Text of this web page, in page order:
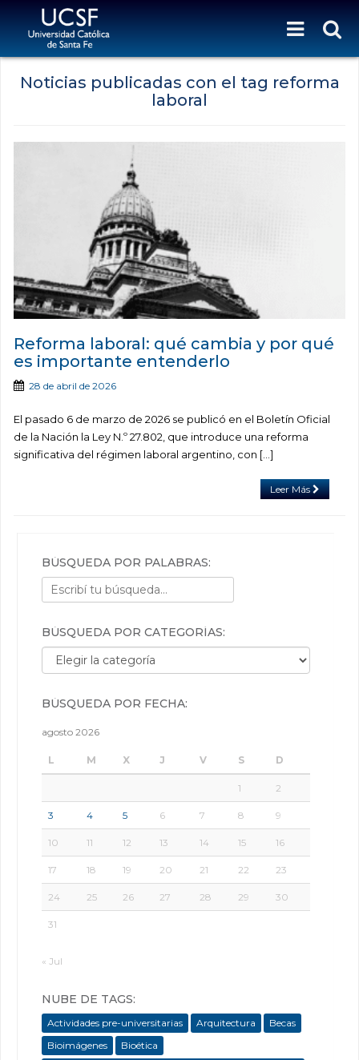
Noticias publicadas con el tag reforma
laboral
Reforma laboral: qué cambia y por qué
es importante entenderlo
28 de abril de 2026
El pasado 6 de marzo de 2026 se publicó en el Boletín Oficial
de la Nación la Ley N.º 27.802, que introduce una reforma
significativa del régimen laboral argentino, con […]
Leer Más
BÚSQUEDA POR PALABRAS:
BÚSQUEDA POR CATEGORÍAS:
Búsqueda por categorías:
BÚSQUEDA POR FECHA:
agosto 2026
L M X J V S D
1 2
3 4 5 6 7 8 9
10 11 12 13 14 15 16
17 18 19 20 21 22 23
24 25 26 27 28 29 30
31
« Jul
NUBE DE TAGS:
Actividades pre-universitarias Arquitectura
Becas
Bioimágenes
Bioética